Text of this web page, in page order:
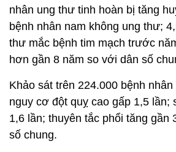
nhân ung thư tinh hoàn bị tăng
bệnh nhân nam không ung thư;
thư mắc bệnh tim mạch trước
hơn gần 8 năm so với dân số
Khảo sát trên 224.000 bệnh
nguy cơ đột quỵ cao gấp 1,5 lần;
1,6 lần; thuyên tắc phổi tăng gần
số chung.